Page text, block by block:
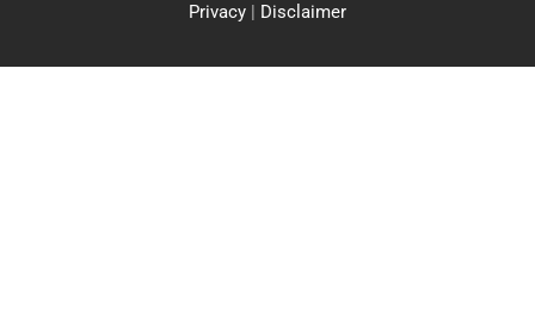
Privacy Disclaimer